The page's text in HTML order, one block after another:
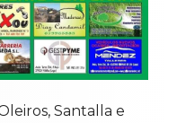
Santalla e